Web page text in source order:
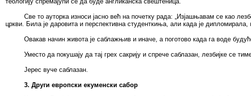
Све то ауторка износи јасно већ на почетку рада: „Изјашњавам се као
цркви. Била је даровита и перспективна студенткиња, али када је
Овакав начин живота је саблажњив и иначе, а поготово када га воде
Уместо да покушају да тај грех сакрију и спрече саблазан, лезбијке се
Јерес вуче саблазан.
3. Други европски екуменски сабор